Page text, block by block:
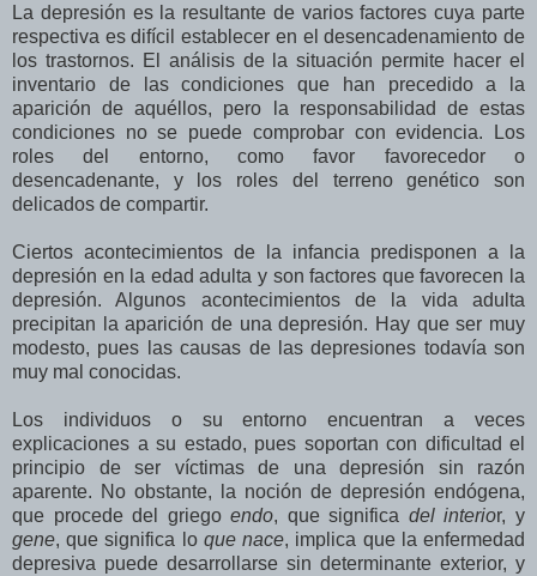
La depresión es la resultante de varios factores cuya parte
respectiva es difícil establecer en el desencadenamiento de
los trastornos. El análisis de la situación permite hacer el
inventario de las condiciones que han precedido a la
aparición de aquéllos, pero la responsabilidad de estas
condiciones no se puede comprobar con evidencia. Los
roles del entorno, como favor favorecedor o
desencadenante, y los roles del terreno genético son
delicados de compartir.
Ciertos acontecimientos de la infancia predisponen a la
depresión en la edad adulta y son factores que favorecen la
depresión. Algunos acontecimientos de la vida adulta
precipitan la aparición de una depresión. Hay que ser muy
modesto, pues las causas de las depresiones todavía son
muy mal conocidas.
Los individuos o su entorno encuentran a veces
explicaciones a su estado, pues soportan con dificultad el
principio de ser víctimas de una depresión sin razón
aparente. No obstante, la noción de depresión endógena,
que procede del griegoendo, que significa del interior, y
gene, que significa lo que nace, implica que la enfermedad
depresiva puede desarrollarse sin determinante exterior, y